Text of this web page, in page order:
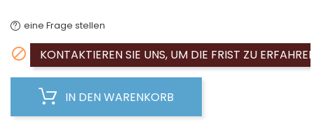
eine Frage stellen
 KONTAKTIEREN SIE UNS, UM DIE FRIST ZU
IN DEN WARENKORB